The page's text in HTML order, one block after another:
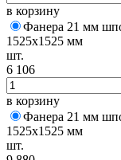
в корзину
Фанера 21 мм
1525х1525 мм
шт.
6 106
в корзину
Фанера 21 мм
1525х1525 мм
шт.